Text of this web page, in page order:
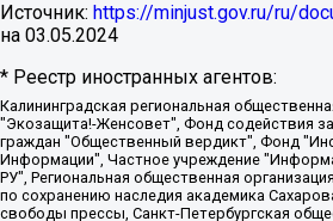
Источник: https://minjust.gov.ru/ru/
на 03.05.2024
* Реестр иностранных агентов:
Калининградская региональная общественная организация "Экозащита!-Женсовет", Фонд содействия защите прав и свобод граждан "Общественный вердикт", Фонд "Институт Развития Свободы Информации", Частное учреждение "Информационное агентство МЕМО. РУ", Региональная общественная организация "Общественная комиссия по сохранению наследия академика Сахарова", Фонд поддержки свободы прессы, Санкт-Петербургская общественная правозащитная организация "Гражданский контроль", Межрегиональная общественная организация "Информационно-просветительский центр "Мемориал", Региональный Фонд "Центр Защиты Прав Средств Массовой Информации", с 05.12.2023 Фонд "Центр Защиты Прав Средств массовой информации", Региональная общественная благотворительная организация помощи беженцам и мигрантам "Гражданское содействие", Негосударственное образовательное учреждение дополнительного профессионального образования (повышение квалификации) специалистов "АКАДЕМИЯ ПО ПРАВАМ ЧЕЛОВЕКА", Свердловская региональная общественная организация "Сутяжник", Автономная некоммерческая организация "Центр независимых социологических исследований", Союз общественных объединений "Российский исследовательский центр по правам человека", Региональное общественное учреждение научно-информационный центр "МЕМОРИАЛ", Некоммерческая организация "Фонд защиты гласности", Автономная некоммерческая организация "Институт прав человека", Городская общественная организация "Екатеринбургское общество "МЕМОРИАЛ", Городская общественная организация "Рязанское историко-просветительское и правозащитное общество "Мемориал" (Рязанский Мемориал), Челябинский региональный орган общественной самодеятельности – женское общественное объединение "Женщины Евразии", Челябинский региональный орган общественной самодеятельности "Уральская правозащитная группа", Фонд содействия защите здоровья и социальной справедливости имени Андрея Рылькова, Автономная Некоммерческая Организация "Аналитический Центр Юрия Левады", Автономная некоммерческая организация социальной поддержки населения "Проект Апрель", Региональная общественная организация помощи женщинам и детям, находящимся в кризисной ситуации "Информационно-методический центр "Анна", Фонд содействия развитию массовых коммуникаций и правовому просвещению "Так-так-Так", Фонд содействия устойчивому развитию "Серебряная тайга", Свердловский региональный общественный фонд социальных проектов "Новое время", "Idel.Реалии", Кавказ.Реалии, Крым.Реалии, Телеканал Настоящее Время, Татаро-башкирская служба Радио Свобода (Azatliq Radiosi), Радио Свободная Европа/Радио Свобода (PCE/PC), "Сибирь.Реалии", "Фактограф", Благотворительный фонд помощи осужденным и их семьям, Автономная некоммерческая организация "Институт глобализации и социальных движений", Фонд "В защиту прав заключенных", Частное учреждение "Центр поддержки и содействия развитию средств массовой информации", Пензенский региональный общественный благотворительный фонд "Гражданский союз", "Север.Реалии", Некоммерческая организация Фонд "Правовая инициатива", Общество с ограниченной ответственностью "Радио Свободная Европа/Радио Свобода", Чешское информационное агентство "MEDIUM-ORIENT", Красноярская региональная общественная организация "Мы против СПИДа", Камалягин Денис Николаевич, Маркелов Сергей Евгеньевич, Пономарев Лев Александрович, Савицкая Людмила Алексеевна, Автономная некоммерческая организация "Центр по работе с проблемой насилия "НАСИЛИЮ.НЕТ", Межрегиональный профессиональный союз работников здравоохранения "Альянс врачей", Юридическое лицо, зарегистрированное в Латвийской Республике, SIA "Medusa Project" (регистрационный номер 40103797863, дата регистрации 10.06.2014), Некоммерческая организация "Фонд по борьбе с коррупцией", Автономная некоммерческая организация "Институт права и публичной политики", Баданин Роман Сергеевич, Гликин Максим Александрович, Железнова Мария Михайловна, Лукьянова Юлия Сергеевна, Маетная Елизавета Витальевна, Маняхин Петр Борисович, Чуракова Ольга Владимировна, Ярош Юлия Петровна, Юридическое лицо "The Insider SIA", зарегистрированное в Риге, Латвийская Республика (дата регистрации 26.06.2015), являющееся администратором доменного имени интернет-издания "The Insider SIA", https://theins.ru, Постернак Алексей Евгеньевич, Рубин Михаил Аркадьевич, Анин Роман Александрович, Юридическое лицо Istories fonds, зарегистрированное в Латвийской Республике (регистрационный номер 50008295751, дата регистрации 24.02.2020), Великовский Дмитрий Александрович, Долинина Ирина Николаевна, Мароховская Алеся Алексеевна, Шлейнов Роман Юрьевич, Шмагун Олеся Валентиновна, Общество с ограниченной ответственностью "Альтаир 2021", Общество с ограниченной ответственностью "Вега 2021", Общество с ограниченной ответственностью "Главный редактор 2021", Общество с ограниченной ответственностью "Ромашки монолит", Важенков Артем Валерьевич, Ивановская областная общественная организация "Центр гендерных исследований", Гурман Юрий Альбертович, Медиапроект "ОВД-Инфо", Егоров Владимир Владимирович, Жилинский Владимир Александрович, Общество с ограниченной ответственностью "ЗП", Иванова София Юрьевна, Карезина Инна Павловна, Кильтау Екатерина Викторовна, Петров Алексей Викторович, Пискунов Сергей Евгеньевич, Смирнов Сергей Сергеевич, Тихонов Михаил Сергеевич, Общество с ограниченной ответственностью "ЖУРНАЛИСТ-ИНОСТРАННЫЙ АГЕНТ", Арапова Галина Юрьевна, Вольтская Татьяна Анатольевна, Американская компания "Mason G.E.S. Anonymous Foundation" (США), являющаяся владельцем интернет-издания https://mnews.world/, Компания "Stichting Bellingcat", зарегистрированная в Нидерландах (дата регистрации 11.07.2018), Захаров Андрей Вячеславович, Клепиковская Екатерина Дмитриевна, Общество с ограниченной ответственностью "МЕМО", Перл Роман Александрович, Симонов Евгений Алексеевич, Соловьева Елена Анатольевна, Сотников Даниил Владимирович, Сурначева Елизавета Дмитриевна, Автономная некоммерческая организация по защите прав человека и информированию населения "Якутия – Наше Мнение", Общество с ограниченной ответственностью "Москоу диджитал медиа", с 26.01.2023 Общество с ограниченной ответственностью "Чайка Белые сады", Ветошкина Валерия Валерьевна, Заговора Максим Александрович, Межрегиональное общественное движение "Российская ЛГБТ - сеть", Оленичев Максим Владимирович, Павлов Иван Юрьевич, Скворцова Елена Сергеевна, Общество с ограниченной ответственностью "Как бы инагент", Кочетков Игорь Викторович, Общество с ограниченной ответственностью "Честные выборы", Еланчик Олег Александрович, Общество с ограниченной ответственностью "Нобелевский призыв", Гималова Регина Эмилевна, Григорьев Андрей Валерьевич, Григорьева Алина Александровна, Ассоциация по содействию защите прав призывников, альтернативнослужащих и военнослужащих "Правозащитная группа "Гражданин.Армия.Право", Хисамова Регина Фаритовна, Автономная некоммерческая организация по реализации социально-правовых программ "Лилит", Дальневосточное общественное движение "Маяк", Санкт-Петербургская ЛГБТ-инициативная группа "Выход", Инициативная группа ЛГБТ+ "Реверс", Алексеев Андрей Викторович, Бекбулатова Таисия Львовна, Беляев Иван Михайлович, Владыкина Елена Сергеевна, Гельман Марат Александрович, Никульшина Вероника Юрьевна, Толоконникова Надежда Андреевна, Шендерович Виктор Анатольевич, Общество с ограниченной ответственностью "Данное сообщение", Общество с ограниченной ответственностью Издательский дом "Новая глава", Айнбиндер Александра Александровна, Московский комьюнити-центр для ЛГБТ+инициатив, Благотворительный фонд развития филантропии, Deutsche Welle